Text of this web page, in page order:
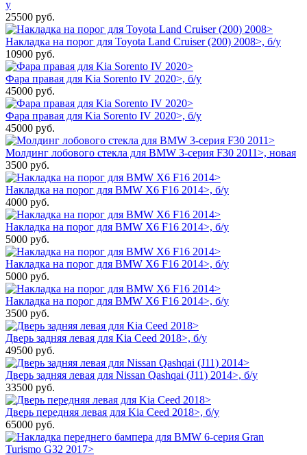
у
25500 руб.
Накладка на порог для Toyota Land Cruiser (200) 2008>, б/у
10900 руб.
Фара правая для Kia Sorento IV 2020>, б/у
45000 руб.
Фара правая для Kia Sorento IV 2020>, б/у
45000 руб.
Молдинг лобового стекла для BMW 3-серия F30 2011>, новая
3500 руб.
Накладка на порог для BMW X6 F16 2014>, б/у
4000 руб.
Накладка на порог для BMW X6 F16 2014>, б/у
5000 руб.
Накладка на порог для BMW X6 F16 2014>, б/у
5000 руб.
Накладка на порог для BMW X6 F16 2014>, б/у
3500 руб.
Дверь задняя левая для Kia Ceed 2018>, б/у
49500 руб.
Дверь задняя левая для Nissan Qashqai (J11) 2014>, б/у
33500 руб.
Дверь передняя левая для Kia Ceed 2018>, б/у
65000 руб.